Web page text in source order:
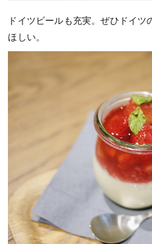
ドイツビールも充実。ぜひドイツ
ほしい。